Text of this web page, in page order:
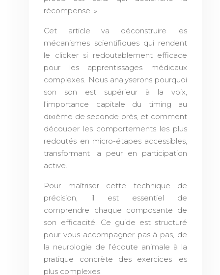
récompense. »
Cet article va déconstruire les
mécanismes scientifiques qui rendent
le clicker si redoutablement efficace
pour les apprentissages médicaux
complexes. Nous analyserons pourquoi
son son est supérieur à la voix,
l’importance capitale du timing au
dixième de seconde près, et comment
découper les comportements les plus
redoutés en micro-étapes accessibles,
transformant la peur en participation
active.
Pour maîtriser cette technique de
précision, il est essentiel de
comprendre chaque composante de
son efficacité. Ce guide est structuré
pour vous accompagner pas à pas, de
la neurologie de l’écoute animale à la
pratique concrète des exercices les
plus complexes.